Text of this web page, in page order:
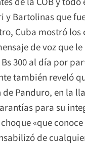
y Bartolinas que
Cuba mostró
de voz que
300 al día por
también reveló
Panduro, en la
para su
«que
de